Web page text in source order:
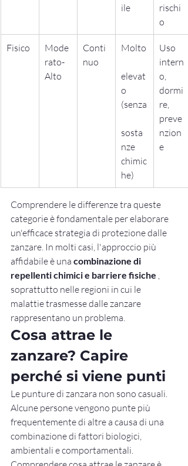
ile
rischi
o
Fisico
Mode
rato-
Alto
Conti
nuo
Molto
elevat
o
(senza
sosta
nze
chimic
he)
Uso
intern
o,
dormi
re,
preve
nzion
e
Comprendere le differenze tra queste
categorie è fondamentale per elaborare
un'efficace strategia di protezione dalle
zanzare. In molti casi, l'approccio più
affidabile è una combinazione di
repellenti chimici e barriere fisiche
soprattutto nelle regioni in cui le
malattie trasmesse dalle zanzare
rappresentano un problema.
Cosa attrae le
zanzare? Capire
perché si viene punti
Le punture di zanzara non sono casuali.
Alcune persone vengono punte più
frequentemente di altre a causa di una
combinazione di fattori biologici,
ambientali e comportamentali.